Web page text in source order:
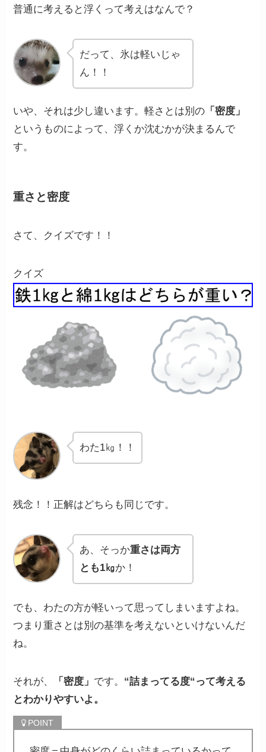
普通に考えると浮くって考えはなんで？
だって、氷は軽いじゃ
ん！！
いや、それは少し違います。軽さとは別の 「密度」
というものによって、浮くか沈むかが決まるんで
す。
重さと密度
さて、クイズです！！
クイズ
わた1㎏！！
残念！！正解はどちらも同じです。
あ、そっか重さは両方
とも1㎏か！
でも、わたの方が軽いって思ってしまいますよね。
つまり重さとは別の基準を考えないといけないんだ
ね。
それが、 「密度」 です。 “詰まってる度“って考える
とわかりやすいよ。